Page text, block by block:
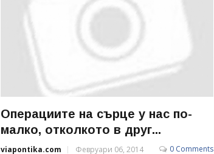
Операциите на сърце у нас по-
малко, отколкото в друг...
viapontika.com Февруари 06, 2014 0 Comments